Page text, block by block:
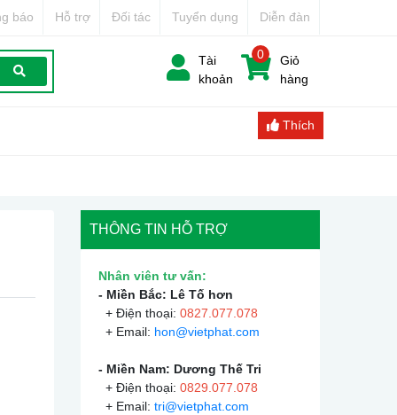
báo Hỗ trợ Đối tác Tuyển dụng Diễn đàn
Tài
khoản
0
Giỏ
hàng
Thích
THÔNG TIN HỖ TRỢ
Nhân viên tư vấn:
- Miền Bắc: Lê Tố hơn
+ Điện thoại: 0827.077.078
+ Email: hon@vietphat.com
- Miền Nam: Dương Thế Tri
+ Điện thoại: 0829.077.078
+ Email: tri@vietphat.com